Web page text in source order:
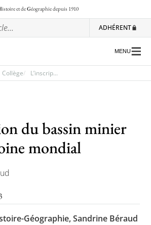
istoire et deGéographiedepuis 1910
ADHÉRENT
Les régionales
Les ateliers nationaux
dans la presse
MENU
Collège L’inscrip...
du bassin minier
mondial
Géographie, Sandrine Béraud